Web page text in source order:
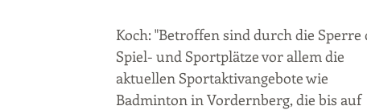
Koch: "Betroffen sind durch die Sperre
Spiel- und Sportplätze vor allem die
aktuellen Sportaktivangebote wie
Badminton in Vordernberg, die bis auf